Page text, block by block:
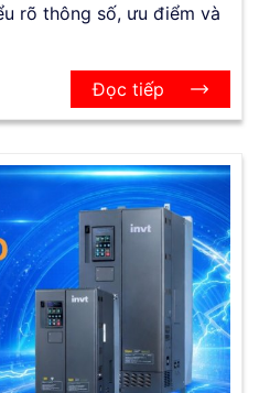
rõ thông số, ưu điểm và
Đọc tiếp